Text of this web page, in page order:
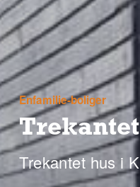
Enfamilie-boliger
Trekantet hus i